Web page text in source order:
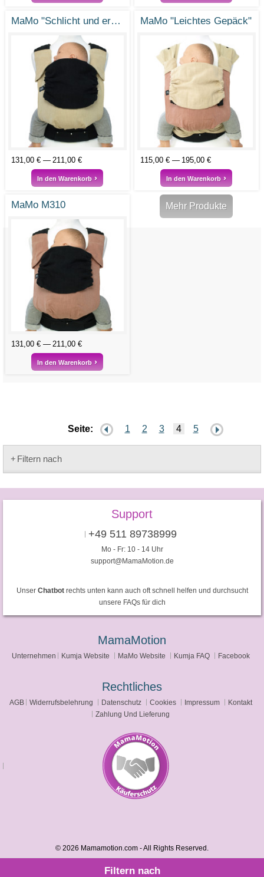
MaMo "Schlicht und ergreifend"
131,00 € 211,00 €
In den Warenkorb
MaMo "Leichtes Gepäck"
115,00 € 195,00 €
In den Warenkorb
MaMo M310
131,00 € 211,00 €
In den Warenkorb
Mehr Produkte
Seite: 1 2 3 4 5
Filtern nach
Support
+49 511 89738999
Mo - Fr: 10 - 14 Uhr
support@MamaMotion.de
Unser Chatbotrechts unten kann auch oft schnell helfen und durchsucht
unsere FAQs für dich
MamaMotion
Unternehmen Kumja Website MaMo Website Kumja FAQ Facebook
Rechtliches
AGB Widerrufsbelehrung Datenschutz Cookies Impressum
Kontakt
Zahlung Und Lieferung
© 2026 Mamamotion.com - All Rights Reserved.
Filtern nach